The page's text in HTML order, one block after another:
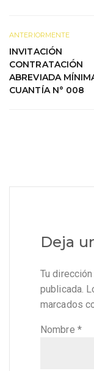
ANTERIORMENTE
INVITACIÓN
CONTRATACIÓN
ABREVIADA
CUANTÍA N° 008
Deja
Tu
publicada.
marcados
Nombre *